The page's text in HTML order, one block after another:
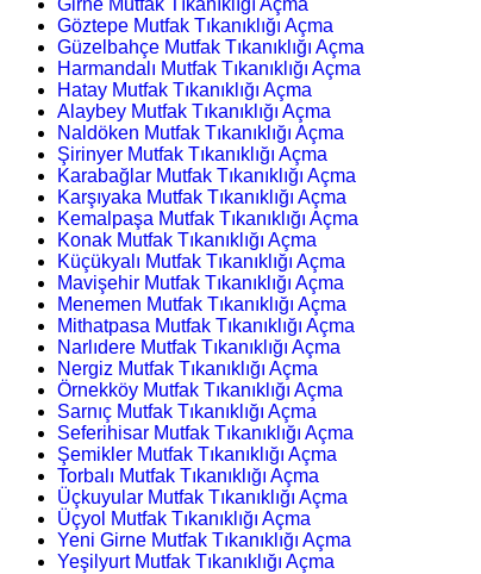
Girne Mutfak Tıkanıklığı Açma
Göztepe Mutfak Tıkanıklığı Açma
Güzelbahçe Mutfak Tıkanıklığı Açma
Harmandalı Mutfak Tıkanıklığı Açma
Hatay Mutfak Tıkanıklığı Açma
Alaybey Mutfak Tıkanıklığı Açma
Naldöken Mutfak Tıkanıklığı Açma
Şirinyer Mutfak Tıkanıklığı Açma
Karabağlar Mutfak Tıkanıklığı Açma
Karşıyaka Mutfak Tıkanıklığı Açma
Kemalpaşa Mutfak Tıkanıklığı Açma
Konak Mutfak Tıkanıklığı Açma
Küçükyalı Mutfak Tıkanıklığı Açma
Mavişehir Mutfak Tıkanıklığı Açma
Menemen Mutfak Tıkanıklığı Açma
Mithatpasa Mutfak Tıkanıklığı Açma
Narlıdere Mutfak Tıkanıklığı Açma
Nergiz Mutfak Tıkanıklığı Açma
Örnekköy Mutfak Tıkanıklığı Açma
Sarnıç Mutfak Tıkanıklığı Açma
Seferihisar Mutfak Tıkanıklığı Açma
Şemikler Mutfak Tıkanıklığı Açma
Torbalı Mutfak Tıkanıklığı Açma
Üçkuyular Mutfak Tıkanıklığı Açma
Üçyol Mutfak Tıkanıklığı Açma
Yeni Girne Mutfak Tıkanıklığı Açma
Yeşilyurt Mutfak Tıkanıklığı Açma